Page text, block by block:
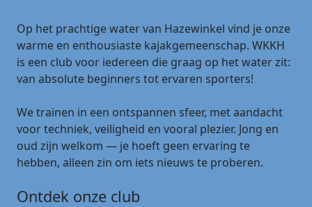
Op het prachtige water van Hazewinkel vind je onze
warme en enthousiaste kajakgemeenschap. WKKH
is een club voor iedereen die graag op het water zit:
van absolute beginners tot ervaren sporters!
We trainen in een ontspannen sfeer, met aandacht
voor techniek, veiligheid en vooral plezier. Jong en
oud zijn welkom — je hoeft geen ervaring te
hebben, alleen zin om iets nieuws te proberen.
Ontdek onze club